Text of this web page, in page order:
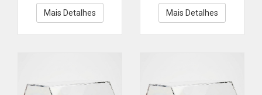
Mais Detalhes Mais Detalhes